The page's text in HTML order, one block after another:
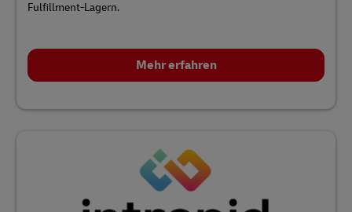
Fulfillment-Lagern.
Mehr erfahren